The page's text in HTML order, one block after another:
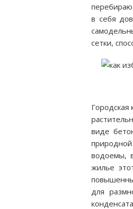
в себя
сетки,
виде
водоемы,
жилье
для